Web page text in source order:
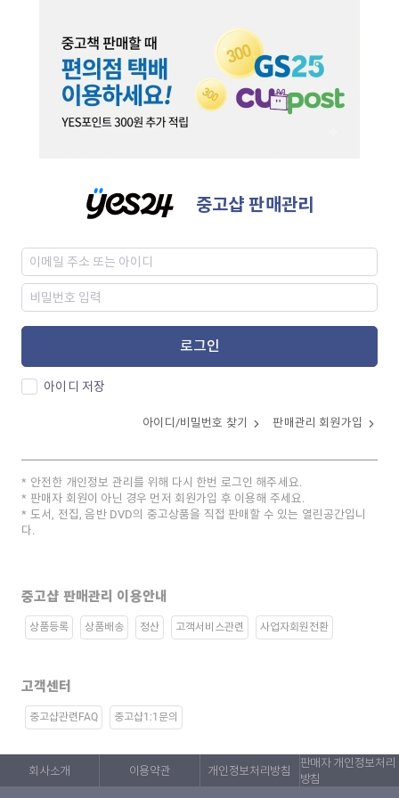
중고샵 판매관리
로그인
아이디 저장
아이디/비밀번호 찾기 판매관리 회원가입
안전한 개인정보 관리를 위해 다시 한번 로그인 해주세요.
판매자 회원이 아닌 경우 먼저 회원가입 후 이용해 주세요.
도서, 전집, 음반 DVD의 중고상품을 직접 판매할 수 있는 열린공간입니
다.
중고샵 판매관리 이용안내
상품등록 상품배송 정산 고객서비스관련 사업자회원전환
고객센터
중고샵관련FAQ 중고샵1:1문의
회사소개 이용약관 개인정보처리방침
판매자 개인정보처리
방침